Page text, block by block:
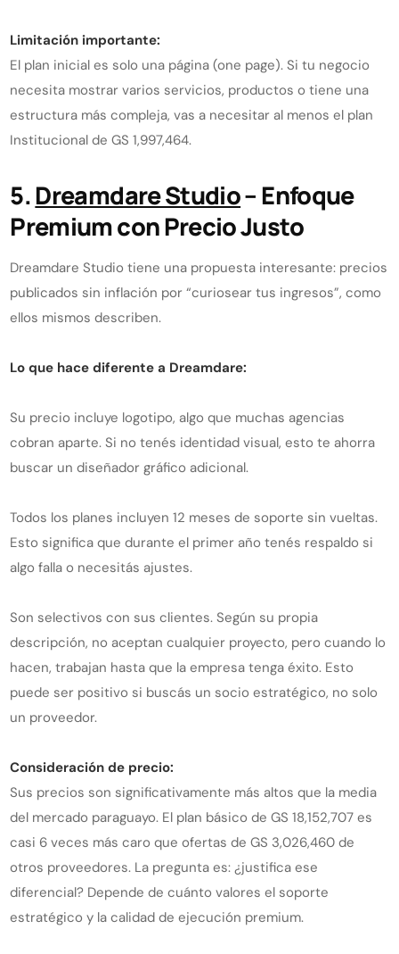
Limitación importante:
El plan inicial es solo una página (one page). Si tu negocio
necesita mostrar varios servicios, productos o tiene una
estructura más compleja, vas a necesitar al menos el plan
Institucional de GS 1,997,464.
5.Dreamdare Studio– Enfoque
Premium con Precio Justo
Dreamdare Studio tiene una propuesta interesante: precios
publicados sin inflación por “curiosear tus ingresos”, como
ellos mismos describen.
Lo que hace diferente a Dreamdare:
Su precio incluye logotipo, algo que muchas agencias
cobran aparte. Si no tenés identidad visual, esto te ahorra
buscar un diseñador gráfico adicional.
Todos los planes incluyen 12 meses de soporte sin vueltas.
Esto significa que durante el primer año tenés respaldo si
algo falla o necesitás ajustes.
Son selectivos con sus clientes. Según su propia
descripción, no aceptan cualquier proyecto, pero cuando lo
hacen, trabajan hasta que la empresa tenga éxito. Esto
puede ser positivo si buscás un socio estratégico, no solo
un proveedor.
Consideración de precio:
Sus precios son significativamente más altos que la media
del mercado paraguayo. El plan básico de GS 18,152,707 es
casi 6 veces más caro que ofertas de GS 3,026,460 de
otros proveedores. La pregunta es: ¿justifica ese
diferencial? Depende de cuánto valores el soporte
estratégico y la calidad de ejecución premium.